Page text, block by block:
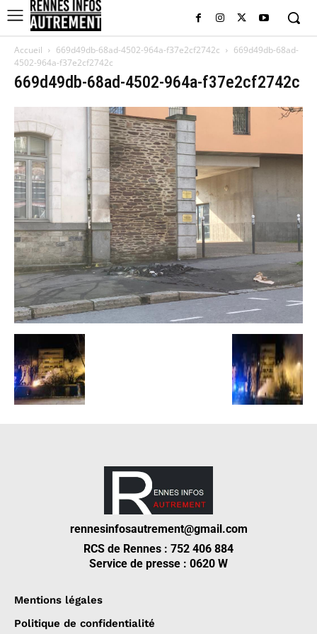
Accueil 669d49db-68ad-4502-964a-f37e2cf2742c
669d49db-68ad-
4502-964a-f37e2cf2742c
669d49db-68ad-4502-964a-f37e2cf2742c
rennesinfosautrement@gmail.com
RCS de Rennes : 752 406 884
Service de presse : 0620 W
Mentions légales
Politique de confidentialité